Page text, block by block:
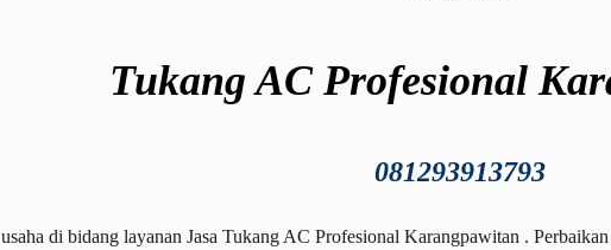
Tukang AC Profesional
081293913793
di bidang layanan JasaTukang AC Profesional Karangpawitan .